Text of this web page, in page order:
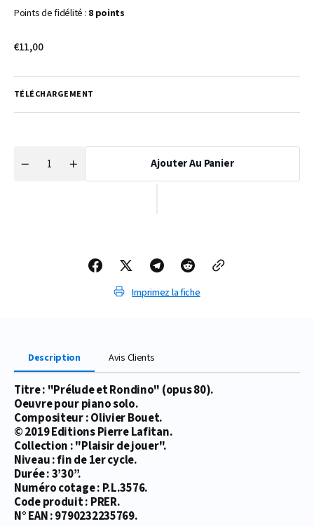
Points de fidélité : 8 points
Prix
€11,00
TÉLÉCHARGEMENT
Réduire
Quantité
Augmenter
Ajouter Au Panier
Imprimez la fiche
Description Avis Clients
Titre : "Prélude et Rondino" (opus 80).
Oeuvre pour piano solo.
Compositeur : Olivier Bouet.
© 2019 Editions Pierre Lafitan.
Collection : "Plaisir de jouer".
Niveau : fin de 1er cycle.
Durée : 3’30’’.
Numéro cotage : P.L.3576.
Code produit : PRER.
N° EAN : 9790232235769.